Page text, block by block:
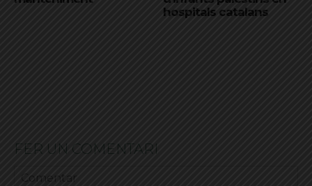
hospitals catalans
FER UN COMENTARI